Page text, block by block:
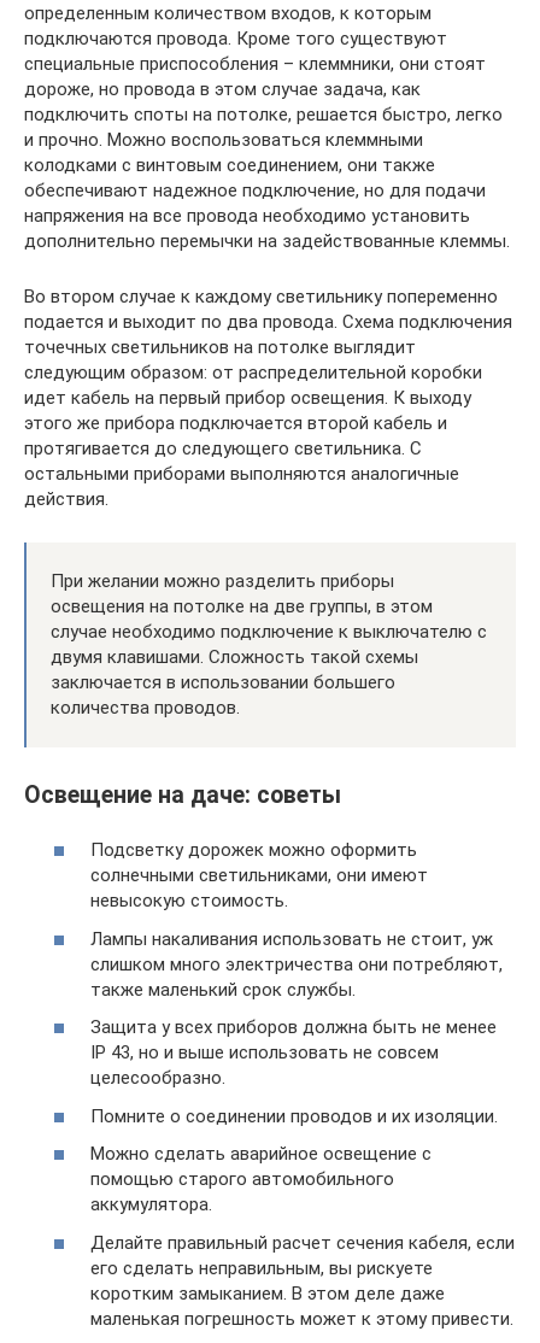
определенным количеством входов, к которым
подключаются провода. Кроме того существуют
специальные приспособления – клеммники, они стоят
дороже, но провода в этом случае задача, как
подключить споты на потолке, решается быстро, легко
и прочно. Можно воспользоваться клеммными
колодками с винтовым соединением, они также
обеспечивают надежное подключение, но для подачи
напряжения на все провода необходимо установить
дополнительно перемычки на задействованные клеммы.
Во втором случае к каждому светильнику попеременно
подается и выходит по два провода. Схема подключения
точечных светильников на потолке выглядит
следующим образом: от распределительной коробки
идет кабель на первый прибор освещения. К выходу
этого же прибора подключается второй кабель и
протягивается до следующего светильника. С
остальными приборами выполняются аналогичные
действия.
При желании можно разделить приборы
освещения на потолке на две группы, в этом
случае необходимо подключение к выключателю с
двумя клавишами. Сложность такой схемы
заключается в использовании большего
количества проводов.
Освещение на даче: советы
Подсветку дорожек можно оформить
солнечными светильниками, они имеют
невысокую стоимость.
Лампы накаливания использовать не стоит, уж
слишком много электричества они потребляют,
также маленький срок службы.
Защита у всех приборов должна быть не менее
IP 43, но и выше использовать не совсем
целесообразно.
Помните о соединении проводов и их изоляции.
Можно сделать аварийное освещение с
помощью старого автомобильного
аккумулятора.
Делайте правильный расчет сечения кабеля, если
его сделать неправильным, вы рискуете
коротким замыканием. В этом деле даже
маленькая погрешность может к этому привести.